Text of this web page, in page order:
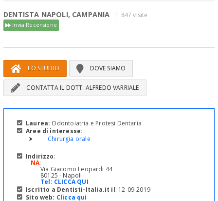
DENTISTA NAPOLI, CAMPANIA 847 visite
Invia Recensione
LO STUDIO DOVE SIAMO
CONTATTA IL DOTT. ALFREDO VARRIALE
Laurea: Odontoiatria e Protesi Dentaria
Aree di interesse:
Chirurgia orale
Indirizzo:
NA:
Via Giacomo Leopardi 44
80125 - Napoli
Tel: CLICCA QUI
Iscritto a Dentisti-Italia.it il: 12-09-2019
Sito web: Clicca qui